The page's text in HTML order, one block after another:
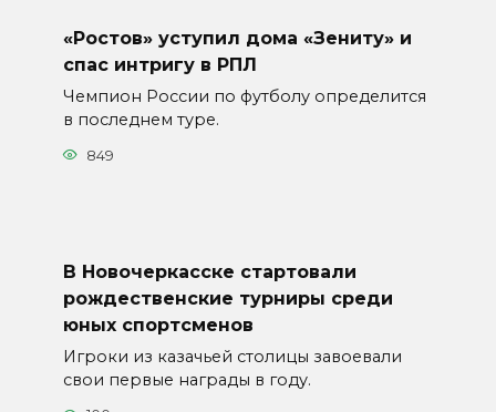
«Ростов» уступил дома «Зениту» и
спас интригу в РПЛ
Чемпион России по футболу определится
в последнем туре.
849
В Новочеркасске стартовали
рождественские турниры среди
юных спортсменов
Игроки из казачьей столицы завоевали
свои первые награды в году.